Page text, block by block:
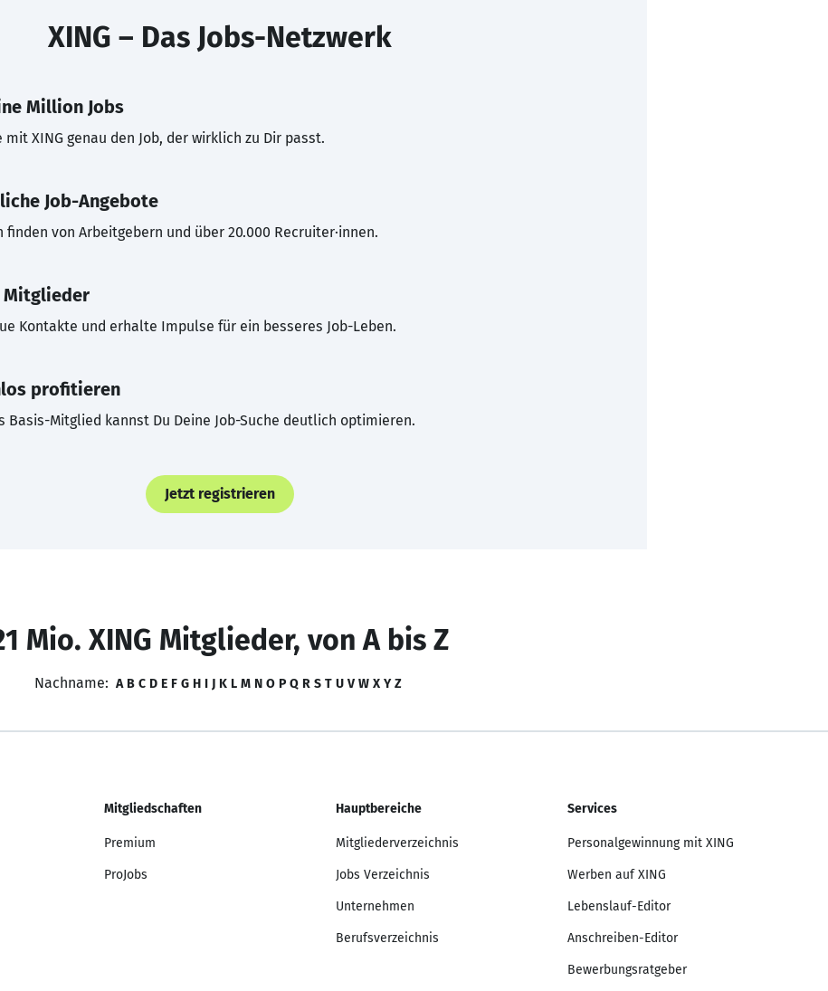
XING – Das Jobs-Netzwerk
Million Jobs
mit XING genau den Job, der wirklich zu Dir passt.
Job-Angebote
finden von Arbeitgebern und über 20.000 Recruiter·innen.
Mitglieder
Kontakte und erhalte Impulse für ein besseres Job-Leben.
profitieren
Basis-Mitglied kannst Du Deine Job-Suche deutlich optimieren.
Jetzt registrieren
Mio. XING Mitglieder, von A bis Z
Nachname: A B C D E F G H I J K L M N O P Q R S T U V W X Y Z
Mitgliedschaften
Premium
ProJobs
Hauptbereiche
Mitgliederverzeichnis
Jobs Verzeichnis
Unternehmen
Berufsverzeichnis
Services
Personalgewinnung mit XING
Werben auf XING
Lebenslauf-Editor
Anschreiben-Editor
Bewerbungsratgeber